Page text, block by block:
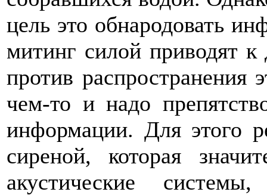
цель это обнародовать
митинг силой приводят к
против
чем-то и надо
информации. Для этого
сиреной, которая
акустические